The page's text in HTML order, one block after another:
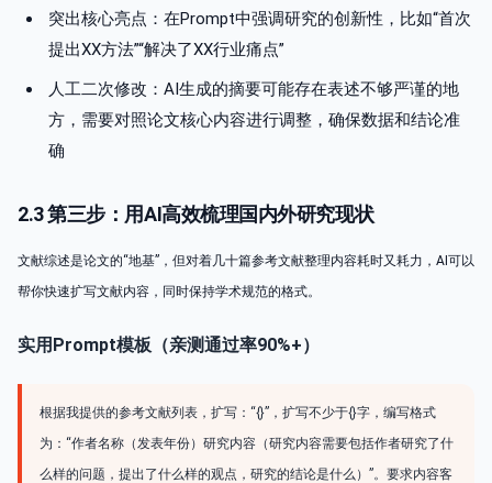
突出核心亮点：在Prompt中强调研究的创新性，比如“首次
提出XX方法”“解决了XX行业痛点”
人工二次修改：AI生成的摘要可能存在表述不够严谨的地
方，需要对照论文核心内容进行调整，确保数据和结论准
确
2.3 第三步：用AI高效梳理国内外研究现状
文献综述是论文的“地基”，但对着几十篇参考文献整理内容耗时又耗力，AI可以
帮你快速扩写文献内容，同时保持学术规范的格式。
实用Prompt模板（亲测通过率90%+）
根据我提供的参考文献列表，扩写：“{}”，扩写不少于{}字，编写格式
为：“作者名称（发表年份）研究内容（研究内容需要包括作者研究了什
么样的问题，提出了什么样的观点，研究的结论是什么）”。要求内容客